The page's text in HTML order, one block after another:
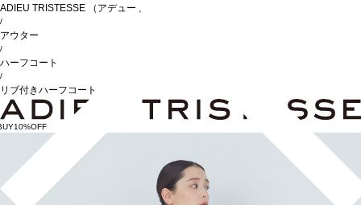
ADIEU TRISTESSE （アデュートリステス）
/
アウター
/
ハーフコート
/
リブ付きハーフコート